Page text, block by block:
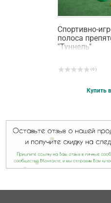
Спортивно-
полоса
"Туннель"
( 0 )
Купить